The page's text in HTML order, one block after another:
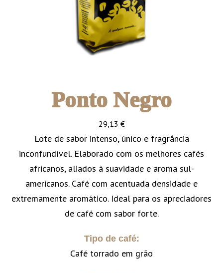
Ponto Negro
29,13 €
Lote de sabor intenso, único e fragrância
inconfundível. Elaborado com os melhores cafés
africanos, aliados à suavidade e aroma sul-
americanos. Café com acentuada densidade e
extremamente aromático. Ideal para os apreciadores
de café com sabor forte.
Tipo de café:
Café torrado em grão